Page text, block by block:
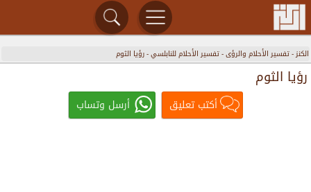
الكنز-تفسير الأحلام والرؤى-تفسير الأحلام للنابلسي-رؤيا الثوم
رؤيا الثوم
أكتب تعليق أرسل وتساب